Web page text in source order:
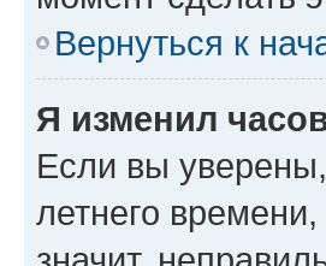
Вернуться к
Я изменил
Если вы
летнего